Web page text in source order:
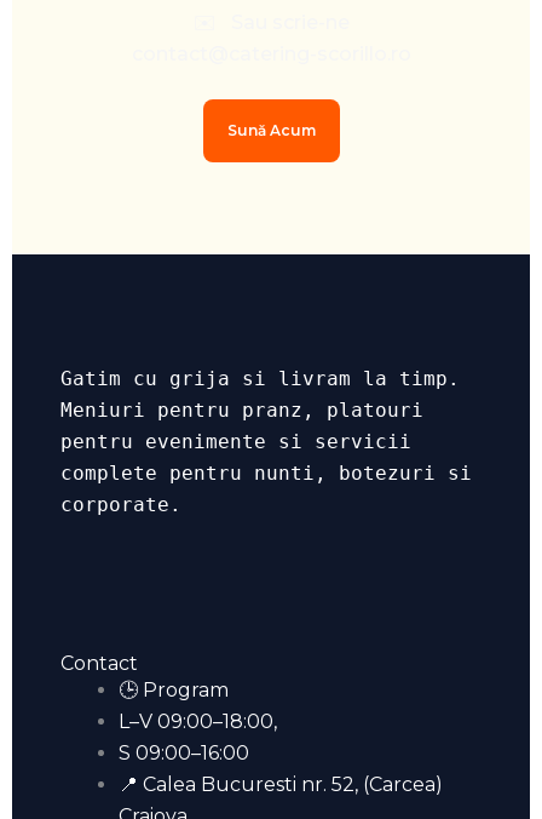
Sună Acum
Gatim cu grija si livram la timp.
Meniuri pentru pranz, platouri
pentru evenimente si servicii
complete pentru nunti, botezuri si
corporate.
Contact
🕒 Program
L–V 09:00–18:00,
S 09:00–16:00
📍 Calea Bucuresti nr. 52, (Carcea)